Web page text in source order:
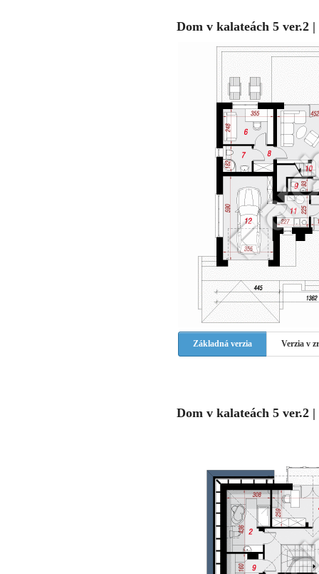
Dom v kalateách 5 ver.2
Základná verzia Verzia v
Dom v kalateách 5 ver.2